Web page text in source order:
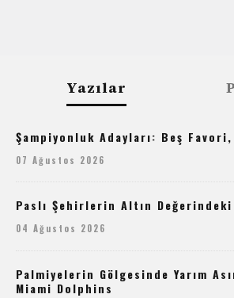
Yazılar
Şampiyonluk Adayları: Beş
07 Ağustos 2026
Paslı Şehirlerin Altın
04 Ağustos 2026
Palmiyelerin Gölgesinde Yarım
Miami Dolphins